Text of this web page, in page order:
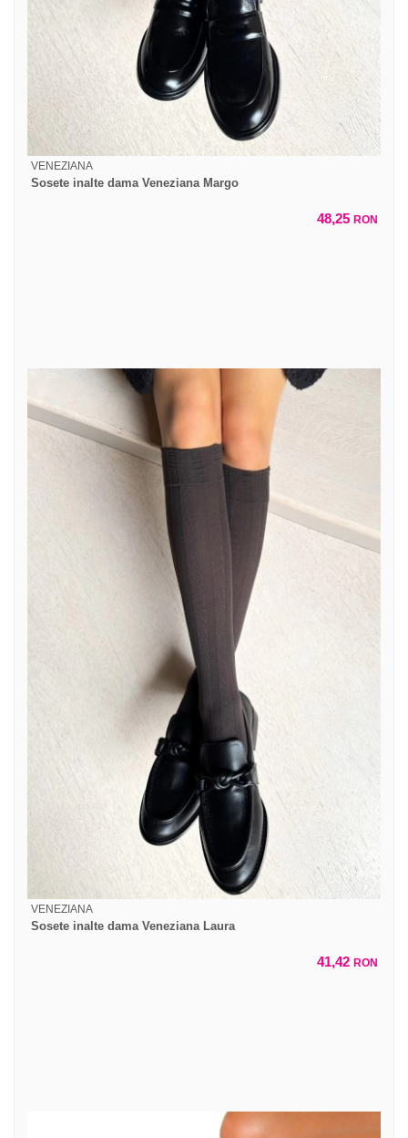
VENEZIANA
Sosete inalte dama Veneziana Margo
48,25 RON
VENEZIANA
Sosete inalte dama Veneziana Laura
41,42 RON